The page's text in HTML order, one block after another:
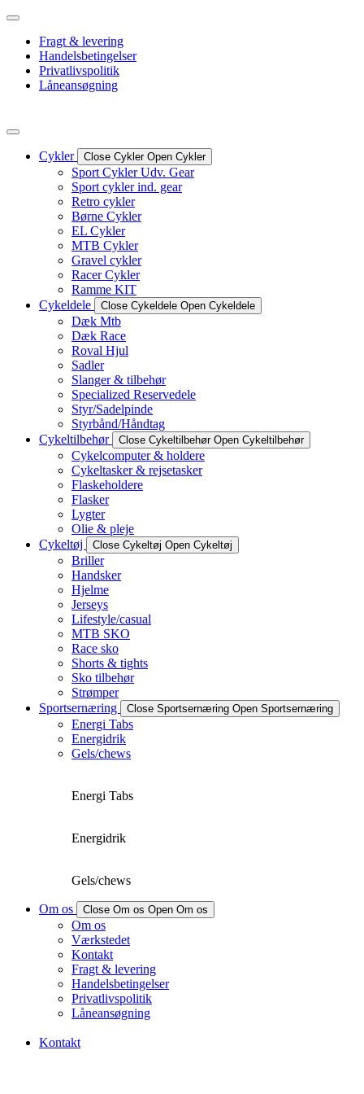
Videre
indholdFragt & levering
Handelsbetingelser
Privatlivspolitik
Låneansøgning
Cykler Close Cykler Open Cykler
Sport Cykler Udv. Gear
Sport cykler ind. gear
Retro cykler
Børne Cykler
EL Cykler
MTB Cykler
Gravel cykler
Racer Cykler
Ramme KIT
Cykeldele
Close Cykeldele Open Cykeldele
Dæk Mtb
Dæk Race
Roval Hjul
Sadler
Slanger & tilbehør
Specialized Reservedele
Styr/Sadelpinde
Styrbånd/Håndtag
Cykeltilbehør
Close Cykeltilbehør Open Cykeltilbehør
Cykelcomputer & holdere
Cykeltasker & rejsetasker
Flaskeholdere
Flasker
Lygter
Olie & pleje
Cykeltøj
Close Cykeltøj Open Cykeltøj
Briller
Handsker
Hjelme
Jerseys
Lifestyle/casual
MTB SKO
Race sko
Shorts & tights
Sko tilbehør
Strømper
Sportsernæring
Close Sportsernæring Open Sportsernæring
Energi Tabs
Energidrik
Gels/chews
Energi Tabs
Energidrik
Gels/chews
Om os Close Om os Open Om os
Om os
Værkstedet
Kontakt
Fragt & levering
Handelsbetingelser
Privatlivspolitik
Låneansøgning
Kontakt